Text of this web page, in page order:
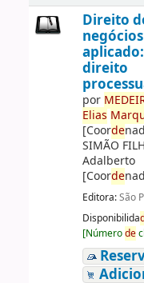
Direito
negócios
direito
por MEDE
Elias
[Coorde
SIMÃO
Adalberto
[Coorde
Editora:São
Disponibilida
[Númerode